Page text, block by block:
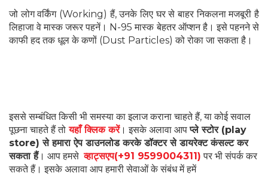
जो लोग वर्किंग (Working) हैं, उनके लिए घर से बाहर निकलना मजबूरी है
लिहाजा वे मास्क जरूर पहनें। N-95 मास्क बेहतर ऑप्शन है। इसे पहनने से
काफी हद तक धूल के कणों (Dust Particles) को रोका जा सकता है।
इससे सम्बंधित किसी भी समस्या का इलाज कराना चाहते हैं, या कोई सवाल
पूछना चाहते हैं तो यहाँ क्लिक करें। इसके अलावा आपप्ले स्टोर (play
store) से हमारा ऐप डाउनलोड करके डॉक्टर से डायरेक्ट कंसल्ट कर
सकता हैं। आप हमसेव्हाट्सएप(+91 9599004311) पर भी संपर्क कर
सकते हैं। इसके अलावा आप हमारी सेवाओं के संबंध में हमें